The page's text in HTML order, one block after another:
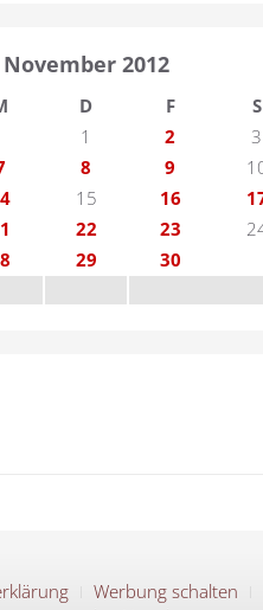
November 2012
D F
S
1
2
3
8 9
15 16
22 23
29
30
Werbung schalten